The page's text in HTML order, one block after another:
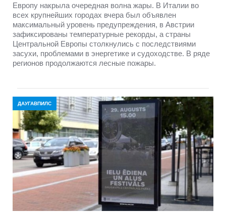
Европу накрыла очередная волна жары. В Италии во
всех крупнейших городах вчера был объявлен
максимальный уровень предупреждения, в Австрии
зафиксированы температурные рекорды, а страны
Центральной Европы столкнулись с последствиями
засухи, проблемами в энергетике и судоходстве. В ряде
регионов продолжаются лесные пожары.
ДАУГАВПИЛС